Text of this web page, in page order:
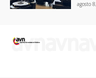
agosto